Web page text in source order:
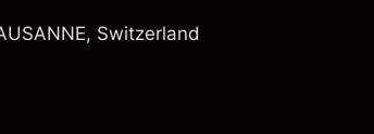
Switzerland